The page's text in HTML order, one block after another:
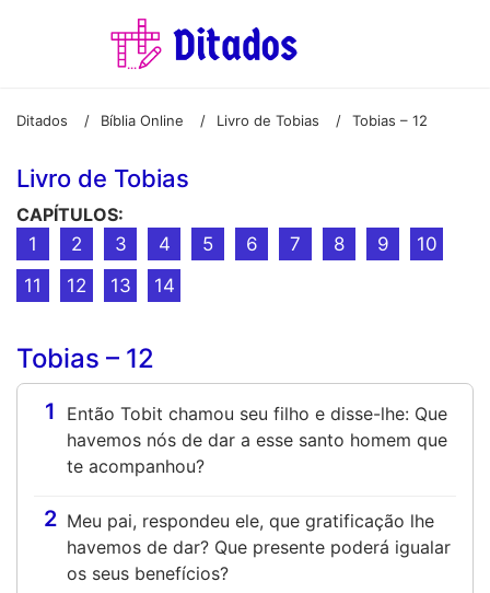
Ditados / Bíblia Online / Livro de Tobias / Tobias – 12
Livro de Tobias
CAPÍTULOS:
1
2 3 4 5 6 7 8 9
10
11
12 13 14
Tobias – 12
1
Então Tobit chamou seu filho e disse-lhe: Que
havemos nós de dar a esse santo homem que
te acompanhou?
2 Meu pai, respondeu ele, que gratificação lhe
havemos de dar? Que presente poderá igualar
os seus benefícios?